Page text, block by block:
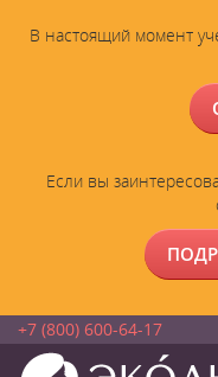
В настоящий момент
Если вы
+7 (800) 600-64-17